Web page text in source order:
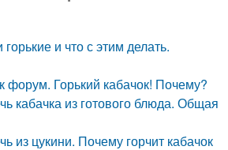
и что с этим делать.
форум. Горький кабачок! Почему?
кабачка из готового блюда. Общая
из цукини. Почему горчит кабачок